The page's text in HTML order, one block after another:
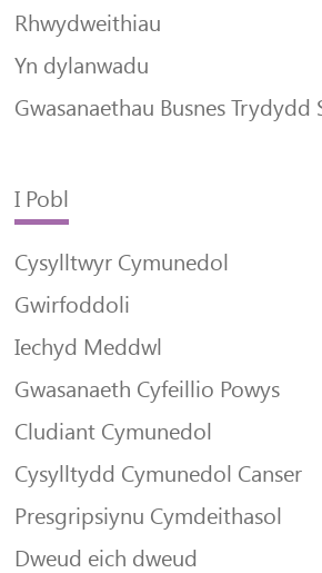
Rhwydweithiau
Yn dylanwadu
Gwasanaethau Busnes Trydydd
I Pobl
Cysylltwyr Cymunedol
Gwirfoddoli
Iechyd Meddwl
Gwasanaeth Cyfeillio Powys
Cludiant Cymunedol
Cysylltydd Cymunedol Canser
Presgripsiynu Cymdeithasol
Dweud eich dweud